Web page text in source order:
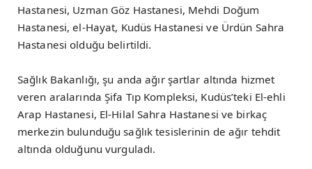
Hastanesi, Uzman Göz Hastanesi, Mehdi Doğum
Hastanesi, el-Hayat, Kudüs Hastanesi ve Ürdün Sahra
Hastanesi olduğu belirtildi.
Sağlık Bakanlığı, şu anda ağır şartlar altında hizmet
veren aralarında Şifa Tıp Kompleksi, Kudüs’teki El-ehli
Arap Hastanesi, El-Hilal Sahra Hastanesi ve birkaç
merkezin bulunduğu sağlık tesislerinin de ağır tehdit
altında olduğunu vurguladı.